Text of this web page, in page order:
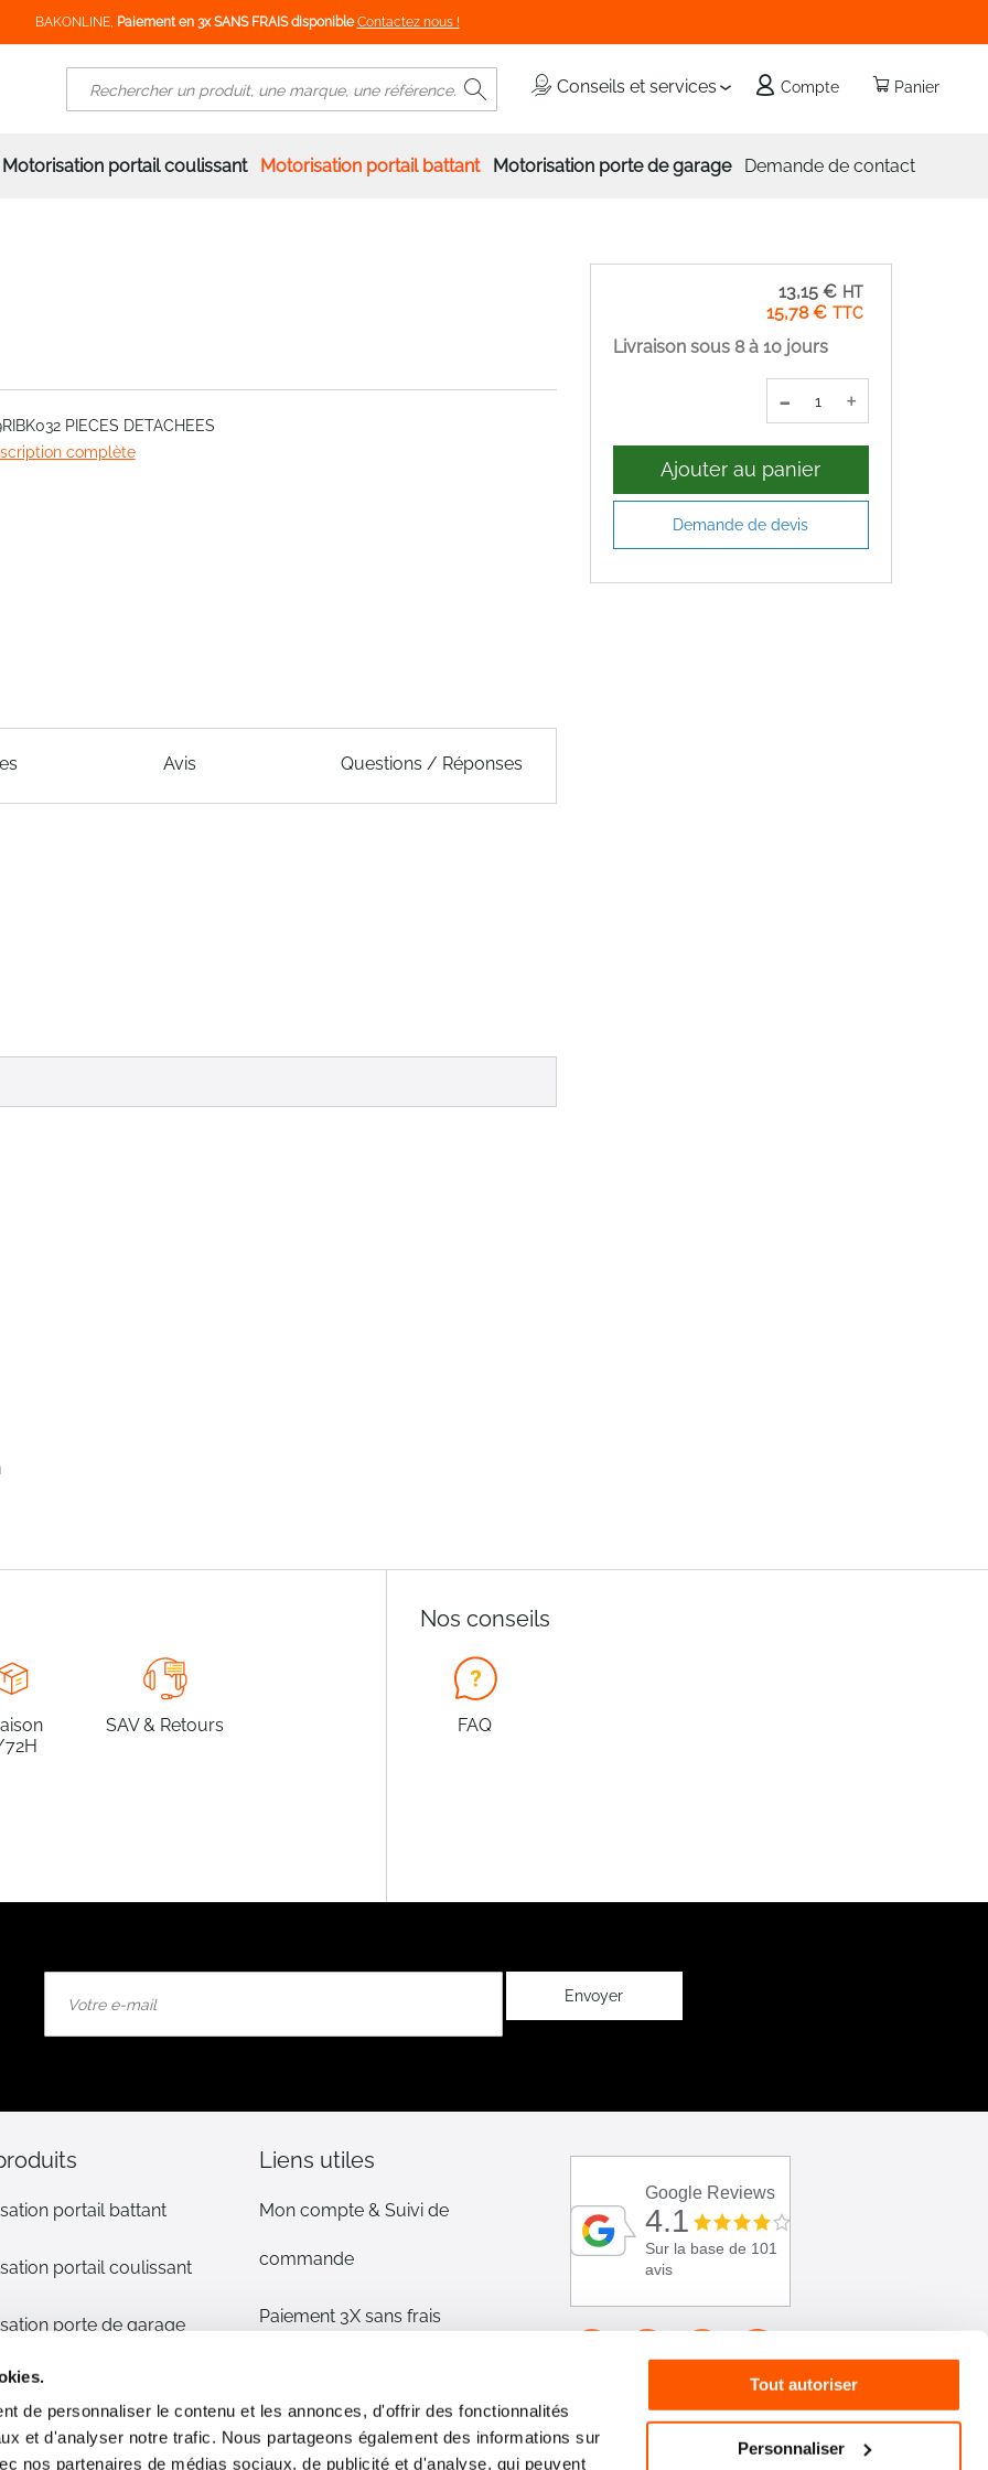
de personnaliser le contenu et les annonces, d'offrir des fonctionnalités
et d'analyser notre trafic. Nous partageons également des informations sur
nos partenaires de médias sociaux, de publicité et d'analyse, qui peuvent
Tout autoriser
Personnaliser
BAKONLINE, Paiement en 3x SANS FRAIS disponible Contactez nous !
Panier
Conseils et services Compte
Rechercher
Motorisation portail coulissant Motorisation portail battant Motorisation porte de garage Demande de contact
PIECES DETACHEES
complète
Avis Questions / Réponses
15,78 €
13,15 €
Livraison sous 8 à 10 jours
- +
Ajouter au panier
Demande de devis
SAV & Retours
Nos conseils
FAQ
notre
:
Envoyer
portail battant
portail coulissant
porte de garage
volet
détachées
Liens utiles
Mon compte & Suivi de
commande
Paiement 3X sans frais
CGV
Google Reviews
4.1
Sur la base de 101
avis